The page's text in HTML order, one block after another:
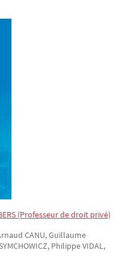
(Professeur de droit privé)
CANU, Guillaume
SYMCHOWICZ, PhilippeVIDAL,